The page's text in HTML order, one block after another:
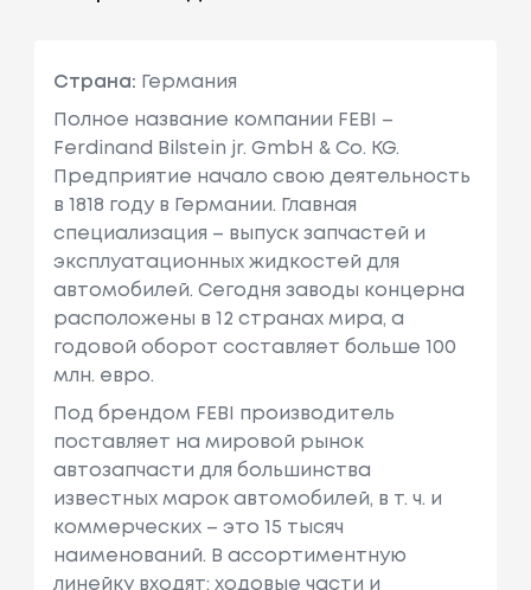
Страна: Германия
Полное название компании FEBI –
Ferdinand Bilstein jr. GmbH & Co. KG.
Предприятие начало свою деятельность
в 1818 году в Германии. Главная
специализация – выпуск запчастей и
эксплуатационных жидкостей для
автомобилей. Сегодня заводы концерна
расположены в 12 странах мира, а
годовой оборот составляет больше 100
млн. евро.
Под брендом FEBI производитель
поставляет на мировой рынок
автозапчасти для большинства
известных марок автомобилей, в т. ч. и
коммерческих – это 15 тысяч
наименований. В ассортиментную
линейку входят: ходовые части и